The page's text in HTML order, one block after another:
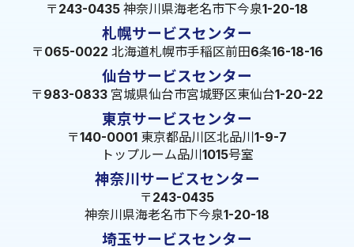
〒243-0435 神奈川県海老名市下今泉1-20-18
札幌サービスセンター
〒065-0022 北海道札幌市手稲区前田6条16-18-16
仙台サービスセンター
〒983-0833 宮城県仙台市宮城野区東仙台1-20-22
東京サービスセンター
〒140-0001 東京都品川区北品川1-9-7
トップルーム品川1015号室
神奈川サービスセンター
〒243-0435
神奈川県海老名市下今泉1-20-18
埼玉サービスセンター